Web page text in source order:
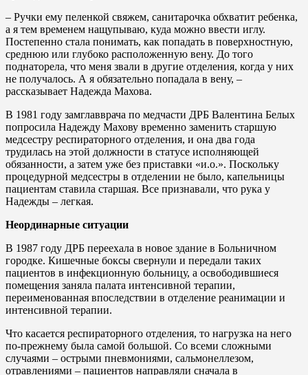
– Ручки ему пеленкой свяжем, санитарочка обхватит ребенка,
а я тем временем нащупываю, куда можно ввести иглу.
Постепенно стала понимать, как попадать в поверхностную,
среднюю или глубоко расположенную вену. До того
поднаторела, что меня звали в другие отделения, когда у них
не получалось. А я обязательно попадала в вену, –
рассказывает Надежда Махова.
В 1981 году замглавврача по медчасти ДРБ Валентина Белых
попросила Надежду Махову временно заменить старшую
медсестру респираторного отделения, и она два года
трудилась на этой должности в статусе исполняющей
обязанности, а затем уже без приставки «и.о.». Поскольку
процедурной медсестры в отделении не было, капельницы
пациентам ставила старшая. Все признавали, что рука у
Надежды – легкая.
Неординарные ситуации
В 1987 году ДРБ переехала в новое здание в Больничном
городке. Кишечные боксы свернули и передали таких
пациентов в инфекционную больницу, а освободившиеся
помещения заняла палата интенсивной терапии,
переименованная впоследствии в отделение реанимации и
интенсивной терапии.
Что касается респираторного отделения, то нагрузка на него
по-прежнему была самой большой. Со всеми сложными
случаями – острыми пневмониями, сальмонеллезом,
отравлениями – пациентов направляли сначала в